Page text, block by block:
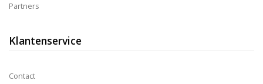
Partners
Klantenservice
Contact